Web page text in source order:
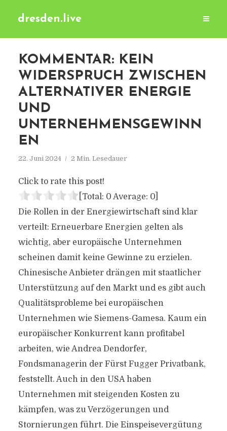
dresden.live
KOMMENTAR: KEIN
WIDERSPRUCH ZWISCHEN
ALTERNATIVER ENERGIE
UND
UNTERNEHMENSGEWINN
EN
22. Juni 2024 2 Min. Lesedauer
Click to rate this post!
[Total: 0 Average: 0]
Die Rollen in der Energiewirtschaft sind klar
verteilt: Erneuerbare Energien gelten als
wichtig, aber europäische Unternehmen
scheinen damit keine Gewinne zu erzielen.
Chinesische Anbieter drängen mit staatlicher
Unterstützung auf den Markt und es gibt auch
Qualitätsprobleme bei europäischen
Unternehmen wie Siemens-Gamesa. Kaum ein
europäischer Konkurrent kann profitabel
arbeiten, wie Andrea Dendorfer,
Fondsmanagerin der Fürst Fugger Privatbank,
feststellt. Auch in den USA haben
Unternehmen mit steigenden Kosten zu
kämpfen, was zu Verzögerungen und
Stornierungen führt. Die Einspeisevergütung